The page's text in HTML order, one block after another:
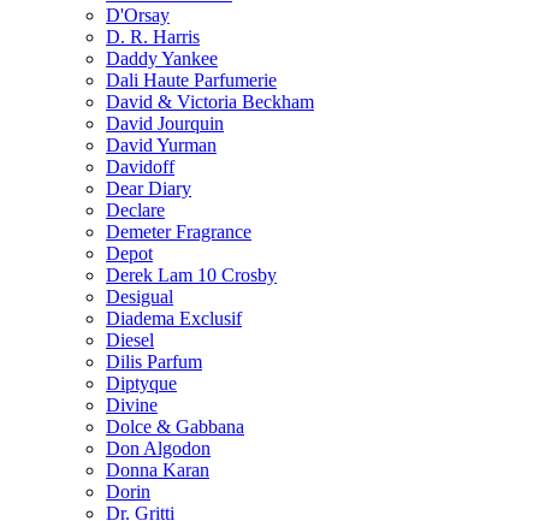
D'Orsay
D. R. Harris
Daddy Yankee
Dali Haute Parfumerie
David & Victoria Beckham
David Jourquin
David Yurman
Davidoff
Dear Diary
Declare
Demeter Fragrance
Depot
Derek Lam 10 Crosby
Desigual
Diadema Exclusif
Diesel
Dilis Parfum
Diptyque
Divine
Dolce & Gabbana
Don Algodon
Donna Karan
Dorin
Dr. Gritti